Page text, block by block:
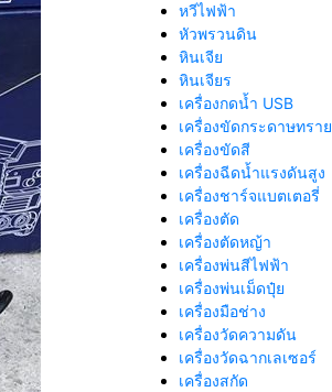
หวีไฟฟ้า
หัวพรวนดิน
หินเจีย
หินเจียร
เครื่องกดน้ำ USB
เครื่องขัดกระดาษทราย
เครื่องขัดสี
เครื่องฉีดน้ำแรงดันสูง
เครื่องชาร์จแบตเตอรี่
เครื่องตัด
เครื่องตัดหญ้า
เครื่องพ่นสีไฟฟ้า
เครื่องพ่นเม็ดปุ๋ย
เครื่องมือช่าง
เครื่องวัดความดัน
เครื่องวัดฉากเลเซอร์
เครื่องสกัด